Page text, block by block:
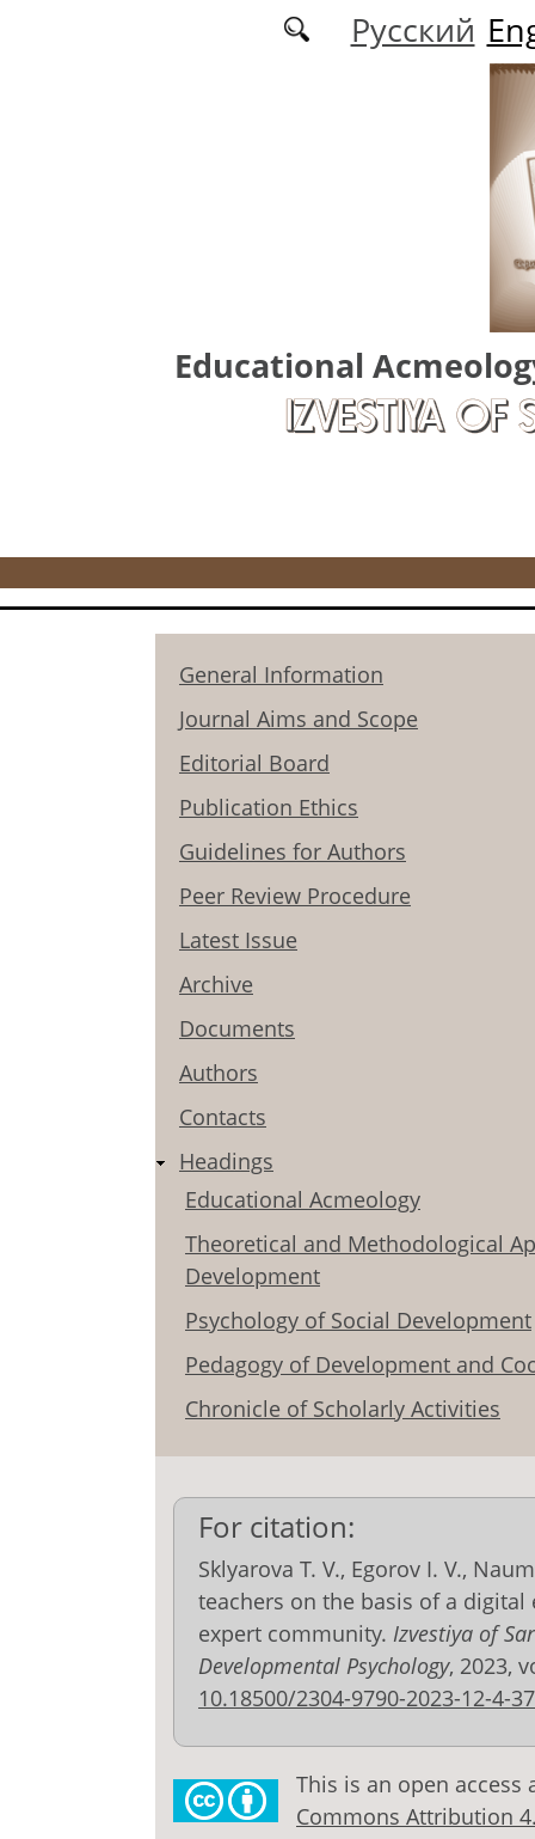
Русский
Educational
IZVESTIYA OF
General Information
Journal Aims and Scope
Editorial Board
Publication Ethics
Guidelines for Authors
Peer Review Procedure
Latest Issue
Archive
Documents
Authors
Contacts
Headings
Educational Acmeology
Theoretical and Methodological
Development
Psychology of Social Development
Pedagogy of Development and
Chronicle of Scholarly Activities
For citation:
Sklyarova T. V., Egorov I. V.,
teachers on the basis of a
expert community. Izvestiya of
Developmental Psychology, 2023,
10.18500/2304-9790-2023-12-4-
This is an open
Commons Attribution